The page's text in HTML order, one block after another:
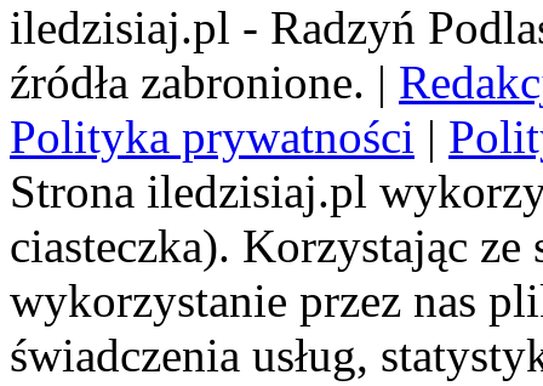
iledzisiaj.pl - Radzyń
źródła zabronione. |
Polityka prywatności |
Strona iledzisiaj.pl
ciasteczka). Korzystając
wykorzystanie przez nas
świadczenia usług,